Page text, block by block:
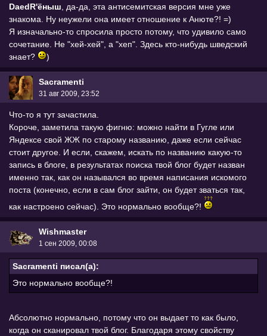
DaedR'ёныш , да-да, эта антисемитская версия мне уже
знакома. Ну неужели она имеет отношение к Анюте?! =)
Я изначально-то спросила просто потому, что удивило само
сочетание. Не "хей-хей", а "хеп". Здесь кто-нибудь шведский
знает?
)
Sacramenti
31 авг 2009, 23:52
Что-то я тут зачастила.
Короче, заметила такую фигню: можно найти в Гугле или
Яндексе свой ЖЖ по старому названию, даже если сейчас
стоит другое. И если, скажем, искать по названию какую-то
запись в блоге, в результатах поиска твой блог будет назван
именно так, как он назывался во время написания искомого
поста (конечно, если в сам блог зайти, он будет зваться так,
как настроено сейчас). Это нормально вообще?!
Wishmaster
1 сен 2009, 00:08
Sacramenti писал(а):
Это нормально вообще?!
Абсолютно нормально, потому что он выдает то как было,
когда он сканировал твой блог. Благодаря этому свойству